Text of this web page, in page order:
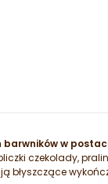
barwników w
czekolady,
błyszczące